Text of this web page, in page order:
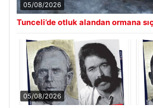
05/08/2026
Tunceli’de otluk alandan ormana
05/08/2026